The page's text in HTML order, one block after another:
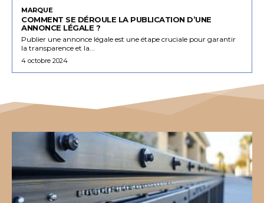
MARQUE
COMMENT SE DÉROULE LA PUBLICATION D’UNE
ANNONCE LÉGALE ?
Publier une annonce légale est une étape cruciale pour garantir
la transparence et la...
4 octobre 2024